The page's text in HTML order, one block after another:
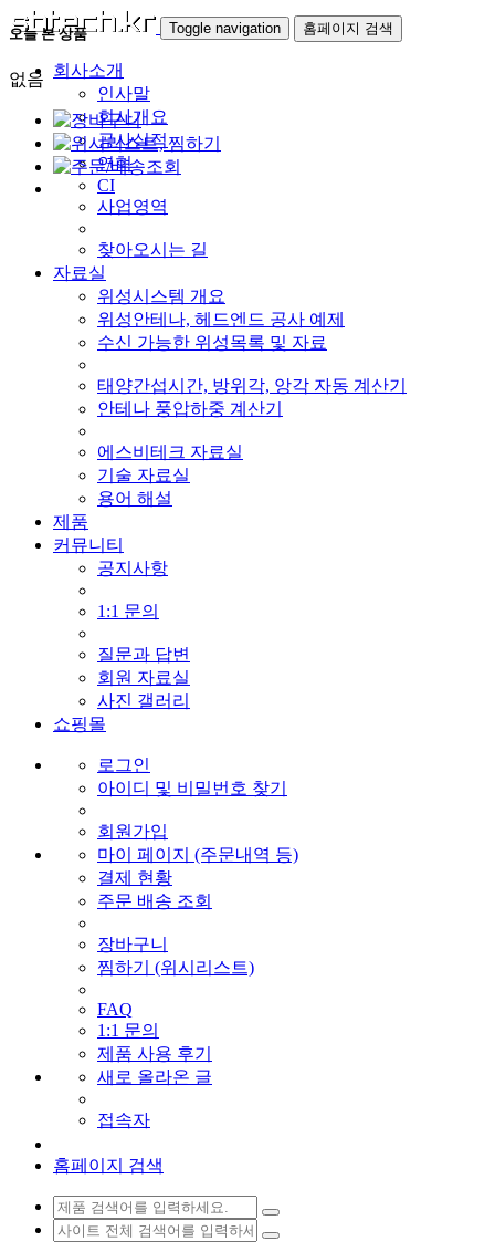
Toggle navigation 홈페이지 검색
회사소개
인사말
회사개요
공사실적
연혁
CI
사업영역
찾아오시는 길
자료실
위성시스템 개요
위성안테나, 헤드엔드 공사 예제
수신 가능한 위성목록 및 자료
태양간섭시간, 방위각, 앙각 자동 계산기
안테나 풍압하중 계산기
에스비테크 자료실
기술 자료실
용어 해설
제품
커뮤니티
공지사항
1:1 문의
질문과 답변
회원 자료실
사진 갤러리
쇼핑몰
로그인
아이디 및 비밀번호 찾기
회원가입
마이 페이지 (주문내역 등)
결제 현황
주문 배송 조회
장바구니
찜하기 (위시리스트)
FAQ
1:1 문의
제품 사용 후기
새로 올라온 글
접속자
홈페이지 검색
오늘 본 상품
없음